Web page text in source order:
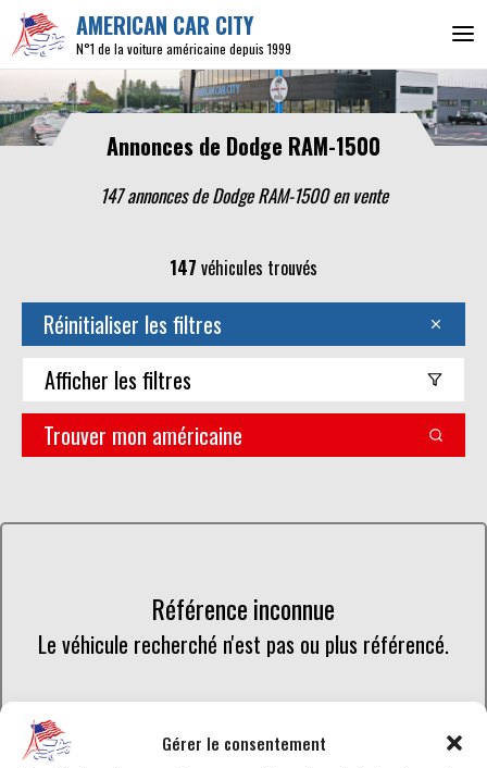
Gérer le consentement
AMERICAN CAR CITY
N°1 de la voiture américaine depuis 1999
Annonces de Dodge RAM-1500
147 annonces de Dodge RAM-1500 en vente
147 véhicules trouvés
Réinitialiser les filtres
Afficher les filtres
Trouver mon américaine
Référence inconnue
Le véhicule recherché n'est pas ou plus référencé.